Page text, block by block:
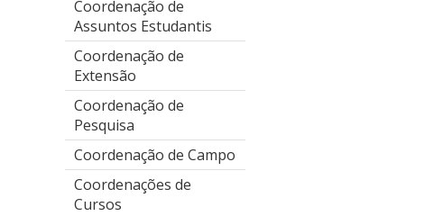
Coordenação de
Assuntos Estudantis
Coordenação de
Extensão
Coordenação de
Pesquisa
Coordenação de Campo
Coordenações de
Cursos